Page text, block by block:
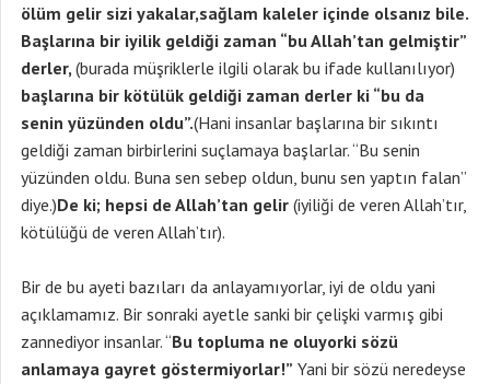
ölüm gelir sizi yakalar,sağlam kaleler içinde olsanız bile.
Başlarına bir iyilik geldiği zaman “bu Allah’tan gelmiştir”
derler, (burada müşriklerle ilgili olarak bu ifade kullanılıyor)
başlarına bir kötülük geldiği zaman derler ki “bu da
senin yüzünden oldu”.(Hani insanlar başlarına bir sıkıntı
geldiği zaman birbirlerini suçlamaya başlarlar. “Bu senin
yüzünden oldu. Buna sen sebep oldun, bunu sen yaptın falan”
diye.)De ki; hepsi de Allah’tan gelir (iyiliği de veren Allah’tır,
kötülüğü de veren Allah’tır).
Bir de bu ayeti bazıları da anlayamıyorlar, iyi de oldu yani
açıklamamız. Bir sonraki ayetle sanki bir çelişki varmış gibi
zannediyor insanlar. “Bu topluma ne oluyorki sözü
anlamaya gayret göstermiyorlar!” Yani bir sözü neredeyse